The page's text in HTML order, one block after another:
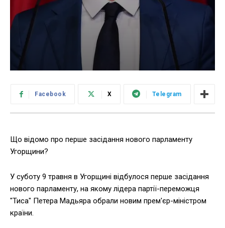
Facebook X Telegram
Що відомо про перше засідання нового парламенту
Угорщини?
У суботу 9 травня в Угорщині відбулося перше засідання
нового парламенту, на якому лідера партії-переможця
"Тиса" Петера Мадьяра обрали новим прем'єр-міністром
країни.